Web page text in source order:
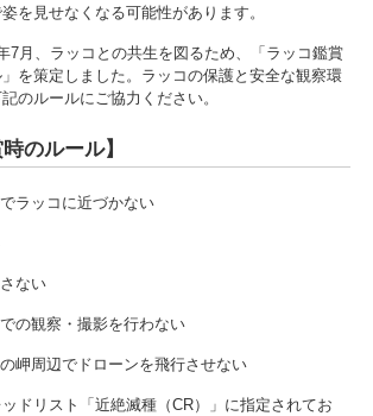
を見せなくなる可能性があります。
7月、ラッコとの共生を図るため、「ラッコ鑑賞
を策定しました。ラッコの保護と安全な観察環
のルールにご協力ください。
のルール】
ラッコに近づかない
ない
の観察・撮影を行わない
岬周辺でドローンを飛行させない
ドリスト「近絶滅種（CR）」に指定されてお